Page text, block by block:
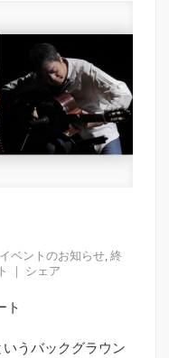
イベントのお知らせ,終
｜ シェア
ト
うバックグラウン